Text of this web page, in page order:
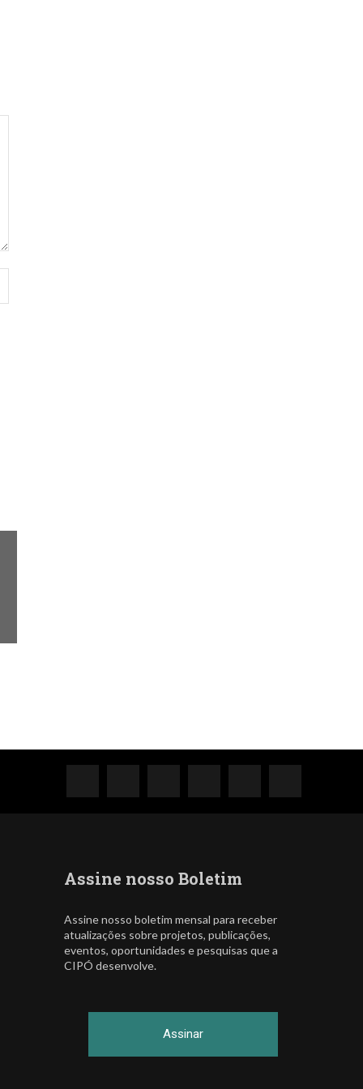
Assine nosso Boletim
Assine nosso boletim mensal para receber
atualizações sobre projetos, publicações,
eventos, oportunidades e pesquisas que a
CIPÓ desenvolve.
Assinar